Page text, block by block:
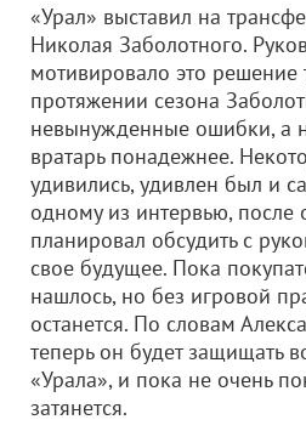
«Урал» выставил на
Николая Заболотного.
мотивировало это решение
протяжении сезона
невынужденные ошибки, а
вратарь понадежнее.
удивились, удивлен был и
одному из интервью, после
планировал обсудить с
свое будущее. Пока
нашлось, но без игровой
останется. По словам
теперь он будет защищать
«Урала», и пока не очень
затянется.